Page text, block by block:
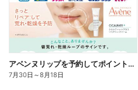
アベンヌリップを予約してポイントゲット!
7月30日 ～8月18日